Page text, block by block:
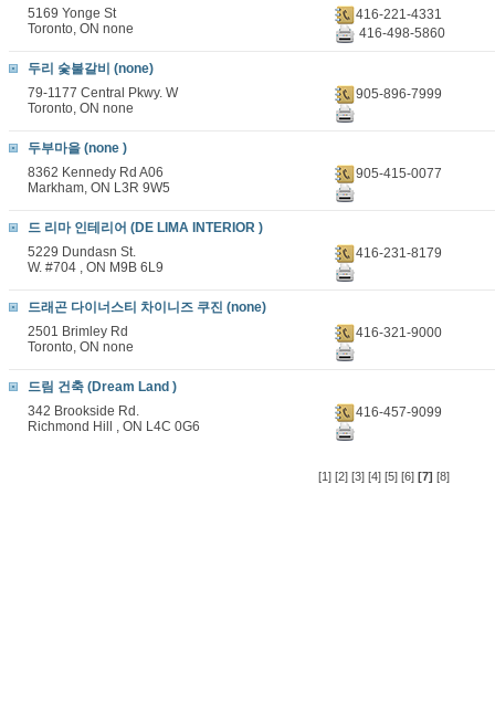
5169 Yonge St
Toronto, ON none
416-221-4331
416-498-5860
두리 숯불갈비 (none)
79-1177 Central Pkwy. W
Toronto, ON none
905-896-7999
두부마을 (none )
8362 Kennedy Rd A06
Markham, ON L3R 9W5
905-415-0077
드 리마 인테리어 (DE LIMA INTERIOR )
5229 Dundasn St.
W. #704 , ON M9B 6L9
416-231-8179
드래곤 다이너스티 차이니즈 쿠진 (none)
2501 Brimley Rd
Toronto, ON none
416-321-9000
드림 건축 (Dream Land )
342 Brookside Rd.
Richmond Hill , ON L4C 0G6
416-457-9099
[1] [2] [3] [4] [5] [6] [7] [8]